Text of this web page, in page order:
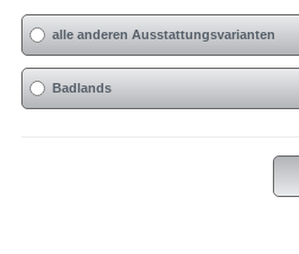
alle anderen Ausstattungsvarianten
Badlands